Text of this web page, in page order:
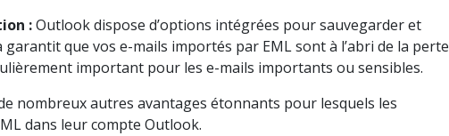
:Outlook dispose d’options intégrées pour sauvegarder et
garantit que vos e-mails importés par EML sont à l’abri de la perte
important pour les e-mails importants ou sensibles.
nombreux autres avantages étonnants pour lesquels les
dans leur compte Outlook.